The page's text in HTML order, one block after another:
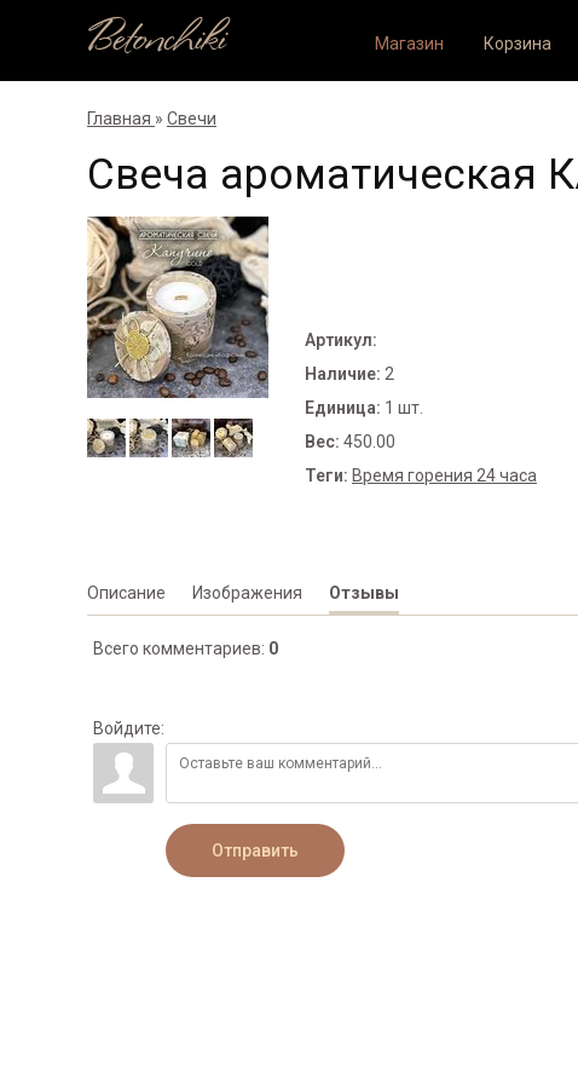
Betonchiki Магазин Корзина
Главная » Свечи
Свеча ароматическая
Артикул:
Наличие: 2
Единица: 1 шт.
Вес: 450.00
Теги: Время горения 24 часа
Описание Изображения Отзывы
Всего комментариев: 0
Войдите:
Отправить